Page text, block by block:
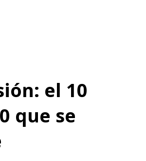
el 10
que se